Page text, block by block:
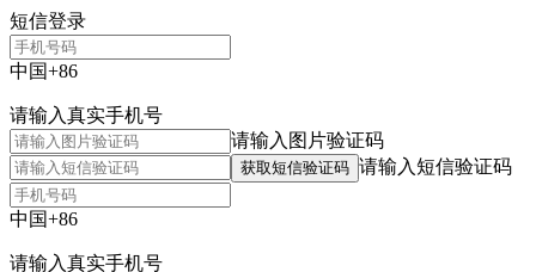
短信登录
中国+86
请输入真实手机号
请输入图片验证码
获取短信验证码 请输入短信验证码
中国+86
请输入真实手机号